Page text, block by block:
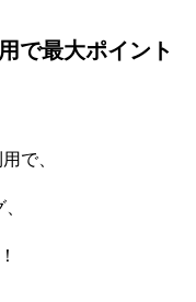
で最大ポイント
で、